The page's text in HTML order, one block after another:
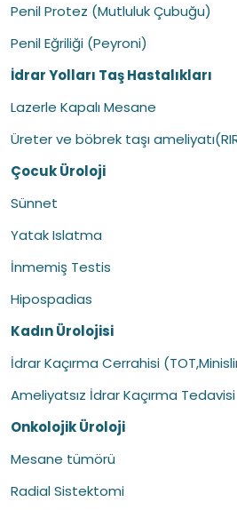
Penil Protez (Mutluluk Çubuğu)
Penil Eğriliği (Peyroni)
İdrar Yolları Taş Hastalıkları
Lazerle Kapalı Mesane
Üreter ve böbrek taşı
Çocuk Üroloji
Sünnet
Yatak Islatma
İnmemiş Testis
Hipospadias
Kadın Ürolojisi
İdrar Kaçırma Cerrahisi
Ameliyatsız İdrar Kaçırma Tedavisi
Onkolojik Üroloji
Mesane tümörü
Radial Sistektomi